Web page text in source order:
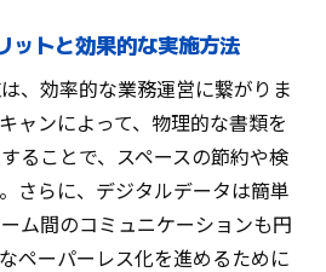
ットと効果的な実施方法
、効率的な業務運営に繋がりま
ャンによって、物理的な書類を
ることで、スペースの節約や検
さらに、デジタルデータは簡単
ム間のコミュニケーションも円
ペーパーレス化を進めるために